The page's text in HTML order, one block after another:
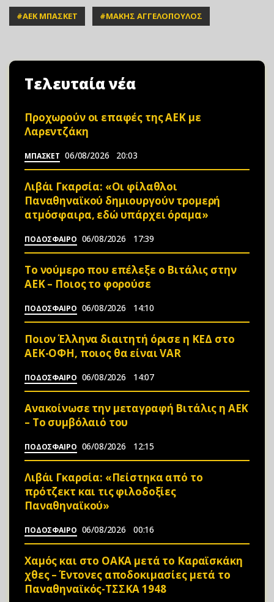
#ΑΕΚ ΜΠΑΣΚΕΤ #ΜΑΚΗΣ ΑΓΓΕΛΟΠΟΥΛΟΣ
Τελευταία νέα
Προχωρούν οι επαφές της ΑΕΚ με
Λαρεντζάκη
ΜΠΑΣΚΕΤ 06/08/2026 20:03
Λιβάι Γκαρσία: «Οι φίλαθλοι
Παναθηναϊκού δημιουργούν τρομερή
ατμόσφαιρα, εδώ υπάρχει όραμα»
ΠΟΔΟΣΦΑΙΡΟ 06/08/2026 17:39
Το νούμερο που επέλεξε ο Βιτάλις στην
ΑΕΚ – Ποιος το φορούσε
ΠΟΔΟΣΦΑΙΡΟ 06/08/2026 14:10
Ποιον Έλληνα διαιτητή όρισε η ΚΕΔ στο
ΑΕΚ-ΟΦΗ, ποιος θα είναι VAR
ΠΟΔΟΣΦΑΙΡΟ 06/08/2026 14:07
Ανακοίνωσε την μεταγραφή Βιτάλις η ΑΕΚ
– Το συμβόλαιό του
ΠΟΔΟΣΦΑΙΡΟ 06/08/2026 12:15
Λιβάι Γκαρσία: «Πείστηκα από το
πρότζεκτ και τις φιλοδοξίες
Παναθηναϊκού»
ΠΟΔΟΣΦΑΙΡΟ 06/08/2026 00:16
Χαμός και στο ΟΑΚΑ μετά το Καραϊσκάκη
χθες – Έντονες αποδοκιμασίες μετά το
Παναθηναϊκός-ΤΣΣΚΑ 1948